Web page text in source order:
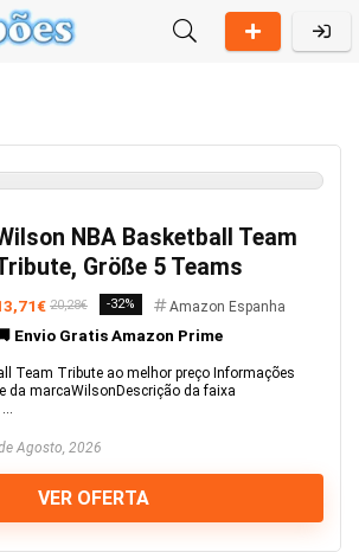
NBA Basketball Team
Größe 5 Teams
20,28€ -32% Amazon Espanha
Envio Gratis Amazon Prime
Team Tribute ao melhor preço Informações
da marcaWilsonDescrição da faixa
Agosto, 2026
VER OFERTA